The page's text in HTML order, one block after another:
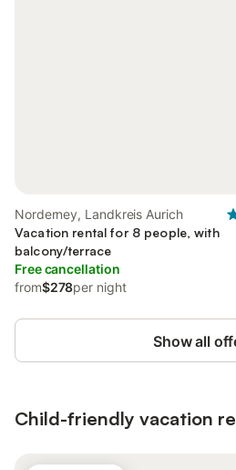
Norderney, Landkreis Aurich
Vacation rental for 8 people, with
balcony/terrace
Free cancellation
from$278per night
Show all
Child-friendly vacation